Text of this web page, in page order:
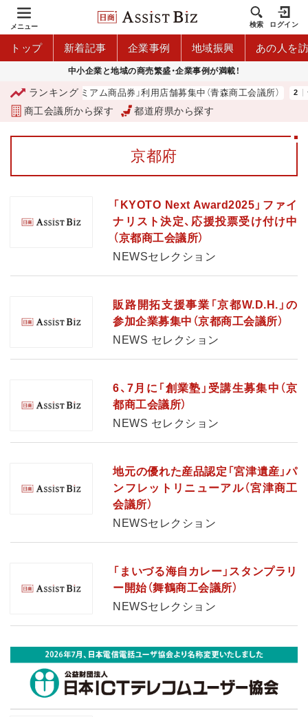
メニュー 検索 ログイン
トップ 新着記事 企業事例 地域振興 あの人を
中小企業と地域の商売繁盛・企業事例が満載！
ランキング
「青森市プレミアム商品券」利用店舗募集中（青森商工会議所） 台
商工会議所から探す 都道府県から探す
京都府
「KYOTO Next Award2025」ファイ
ナリスト決定、応援投票受け付け中
（京都商工会議所）
NEWSセレクション
販路開拓支援事業「京都W.D.H.」の
参加企業募集中（京都商工会議所）
NEWS セレクション
6、7月に「創業塾」受講生募集中（京
都商工会議所）
NEWS セレクション
地元の優れた産品認定「宮津遺産」パ
ンフレットリニューアル（宮津商工
会議所）
NEWSセレクション
「まいづる海自カレー」スタンプラリ
ー開始（舞鶴商工会議所）
NEWSセレクション